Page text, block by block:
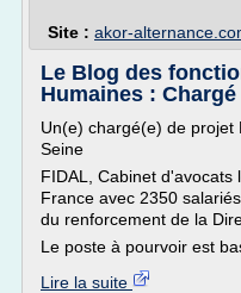
Site : akor-
Le Blog des
Humaines : Chargé
Un(e) chargé(e) de projet
Seine
FIDAL, Cabinet
France avec 2350
du renforcement de la
Le poste à pourvoir est
Lire la suite